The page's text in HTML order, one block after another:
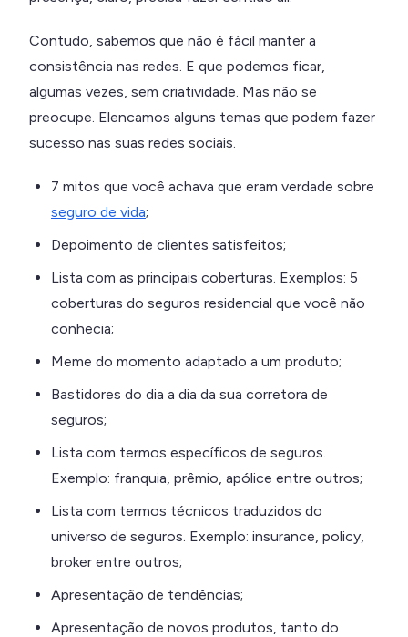
Contudo, sabemos que não é fácil manter a
consistência nas redes. E que podemos ficar,
algumas vezes, sem criatividade. Mas não se
preocupe. Elencamos alguns temas que podem fazer
sucesso nas suas redes sociais.
7 mitos que você achava que eram verdade sobre
seguro de vida;
Depoimento de clientes satisfeitos;
Lista com as principais coberturas. Exemplos: 5
coberturas do seguros residencial que você não
conhecia;
Meme do momento adaptado a um produto;
Bastidores do dia a dia da sua corretora de
seguros;
Lista com termos específicos de seguros.
Exemplo: franquia, prêmio, apólice entre outros;
Lista com termos técnicos traduzidos do
universo de seguros. Exemplo: insurance, policy,
broker entre outros;
Apresentação de tendências;
Apresentação de novos produtos, tanto do